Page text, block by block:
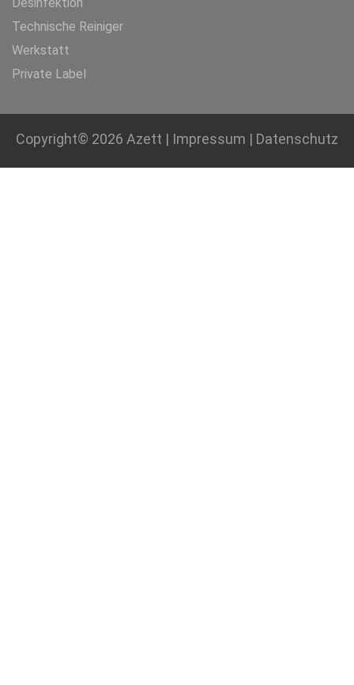
Technische Reiniger
Werkstatt
Private Label
Copyright© 2026 Azett | Impressum | Datenschutz